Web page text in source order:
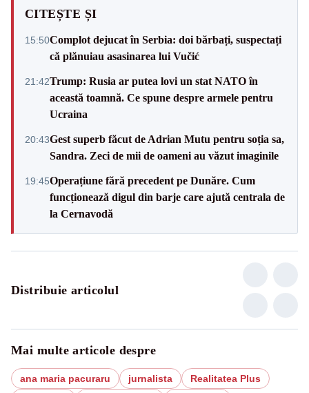
CITEȘTE ȘI
15:50Complot dejucat în Serbia: doi bărbați, suspectați
că plănuiau asasinarea lui Vučić
21:42Trump: Rusia ar putea lovi un stat NATO în
această toamnă. Ce spune despre armele pentru
Ucraina
20:43Gest superb făcut de Adrian Mutu pentru soția sa,
Sandra. Zeci de mii de oameni au văzut imaginile
19:45Operațiune fără precedent pe Dunăre. Cum
funcționează digul din barje care ajută centrala de
la Cernavodă
Distribuie articolul
Mai multe articole despre
ana maria pacuraru jurnalista
Realitatea Plus